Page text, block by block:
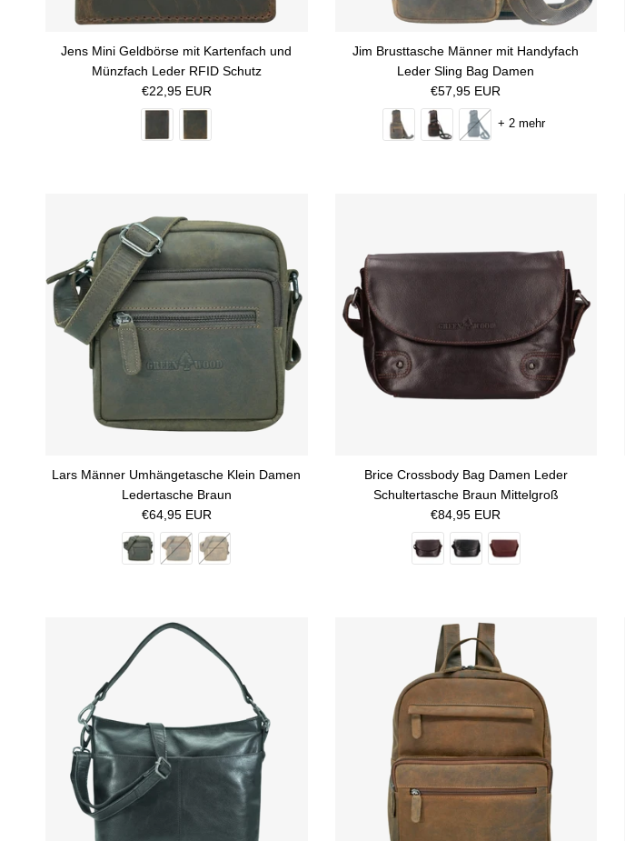
Jens Mini Geldbörse mit Kartenfach und
Münzfach Leder RFID Schutz
Normaler Preis
€22,95 EUR
Jim Brusttasche Männer mit Handyfach
Leder Sling Bag Damen
Normaler Preis
€57,95 EUR
+ 2 mehr
Lars Männer Umhängetasche Klein Damen
Ledertasche Braun
Normaler Preis
€64,95 EUR
Brice Crossbody Bag Damen Leder
Schultertasche Braun Mittelgroß
Normaler Preis
€84,95 EUR